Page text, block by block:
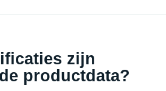
zijn
productdata?